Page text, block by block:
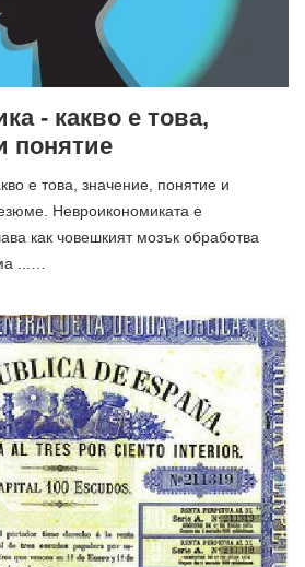
- какво е това,
понятие
е това, значение, понятие и
Невроикономиката е
как човешкият мозък обработва
...…